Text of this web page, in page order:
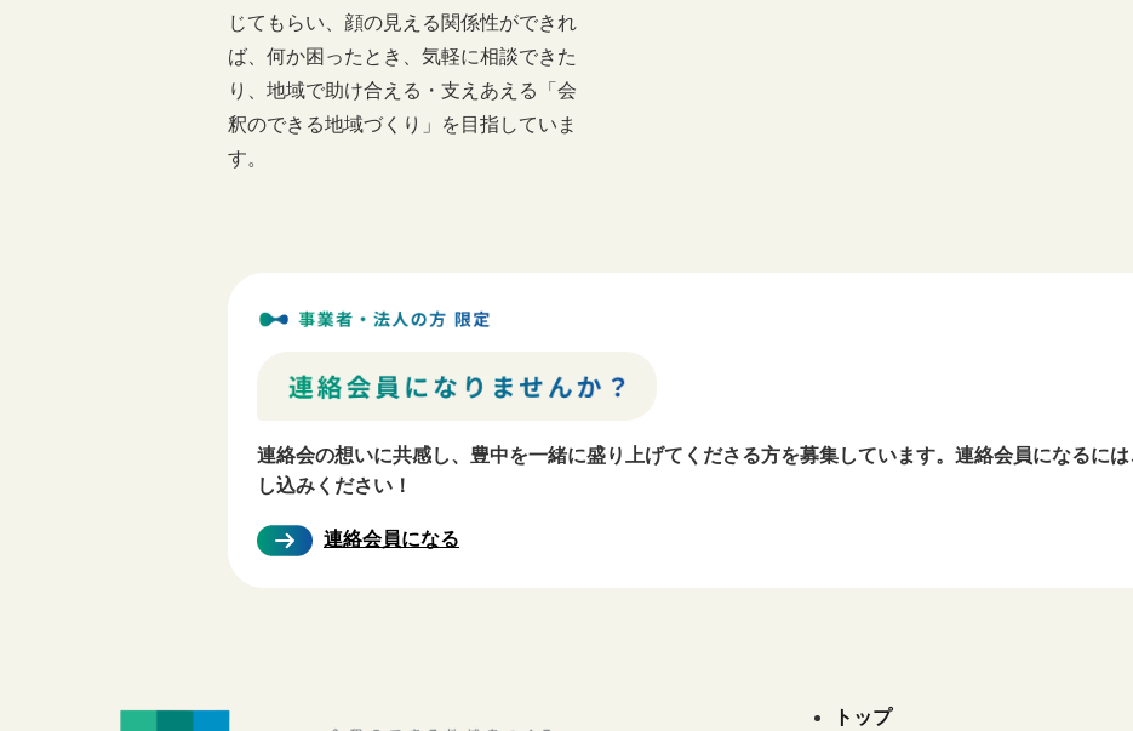
じてもらい、顔の見える関係性ができれ
ば、何か困ったとき、気軽に相談できた
り、地域で助け合える・支えあえる「会
釈のできる地域づくり」を目指していま
す。
連絡会の想いに共感し、豊中を⁨⁩一緒に盛り上げてくださる方を募集しています。連絡会員になるに
し込みください！
連絡会員になる
トップ